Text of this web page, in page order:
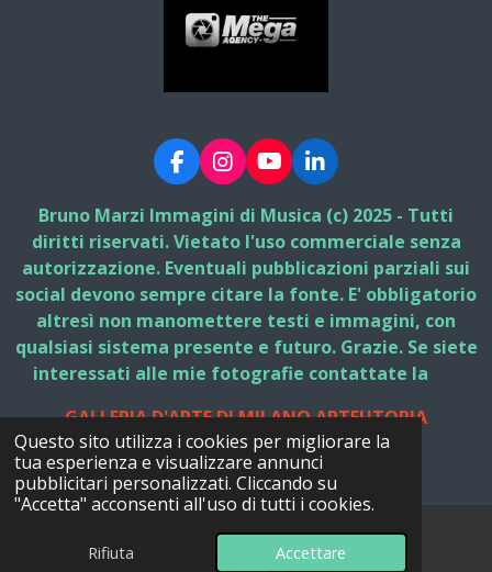
Questo sito utilizza i cookies per migliorare la
tua esperienza e visualizzare annunci
pubblicitari personalizzati. Cliccando su
"Accetta" acconsenti all'uso di tutti i cookies.
Rifiuta Accettare
F
a
c
e
b
o
o
k
I
n
s
t
a
g
r
a
m
Y
o
u
T
u
b
e
L
i
n
k
e
d
I
n
Bruno Marzi Immagini di Musica (c) 2025 - Tutti
diritti riservati. Vietato l'uso commerciale senza
autorizzazione. Eventuali pubblicazioni parziali sui
social devono sempre citare la fonte. E' obbligatorio
altresì non manomettere testi e immagini, con
qualsiasi sistema presente e futuro. Grazie. Se siete
interessati alle mie fotografie contattate la
GALLERIA D'ARTE DI MILANO ARTEUTOPIA
© 2025 - 2026 Bruno Marzi Immagini di Musica
Fornito daWebador
Email Facebook